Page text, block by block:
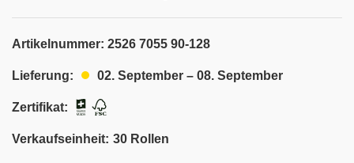
Artikelnummer: 2526 7055 90-128
Lieferung: 02. September – 08. September
Zertifikat:
Verkaufseinheit: 30 Rollen